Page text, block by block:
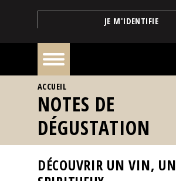
JE M'IDENTIFIE
À
la
une
Reportages
VOUS ÊTES ICI
ACCUEIL
NOTES DE
DÉGUSTATION
DÉCOUVRIR UN VIN, UN